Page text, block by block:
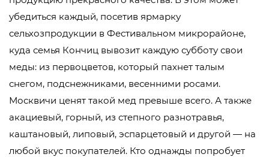
убедиться каждый, посетив ярмарку
сельхозпродукции в Фестивальном микрорайоне,
куда семья Кончиц вывозит каждую субботу свои
меды: из первоцветов, который пахнет талым
снегом, подснежниками, весенними росами.
Москвичи ценят такой мед превыше всего. А также
акациевый, горный, из степного разнотравья,
каштановый, липовый, эспарцетовый и другой — на
любой вкус покупателей. Кто однажды попробует